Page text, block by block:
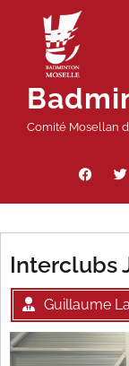
contenu
Comité Mosellan
Interclubs
Guillaume